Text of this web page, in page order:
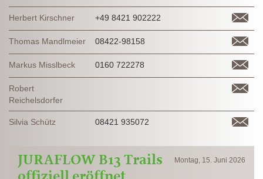
Herbert Kirschner +49 8421 902222
Thomas Mandlmeier 08422-98158
Markus Misslbeck 0160 722278
Robert
Reichelsdorfer
Silvia Schütz 08421 935072
Montag, 15. Juni 2026
JURAFLOW B13 Trails